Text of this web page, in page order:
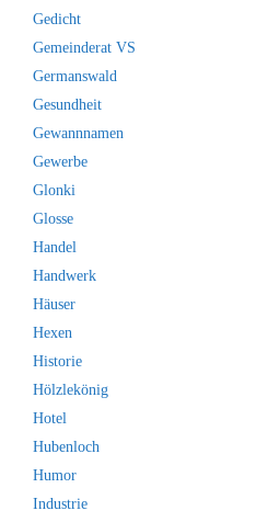
Gedicht
Gemeinderat VS
Germanswald
Gesundheit
Gewannnamen
Gewerbe
Glonki
Glosse
Handel
Handwerk
Häuser
Hexen
Historie
Hölzlekönig
Hotel
Hubenloch
Humor
Industrie